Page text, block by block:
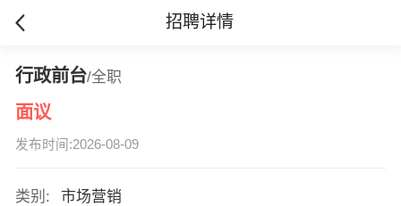
招聘详情
行政前台/全职
面议
发布时间:2026-08-09
类别:
市场营销